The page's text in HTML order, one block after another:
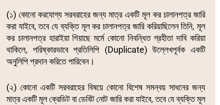
(১) কোনো করযোগ্য সরবরাহের জন্য মাত্র একটি মূল কর চালানপত্র জারি
করা যাইবে, তবে যে ব্যক্তি মূল কর চালানপত্র জারি করিয়াছিলেন তিনি, মূল
কর চালানপত্র হারাইয়া গিয়াছে মর্মে কোনো নিবন্ধিত গ্রহীতা দাবি করিয়া
থাকিলে, পরিষ্কারভাবে প্রতিলিপি (Duplicate) উল্লেখপূর্বক একটি
অনুলিপি প্রদান করিতে পারিবেন।
(২) কোনো একটি সরবরাহের বিষয়ে কোনো বিশেষ সমন্বয় সাধনের জন্য
মাত্র একটি মূল ক্রেডিট বা ডেবিট নোট জারি করা যাইবে, তবে যে ব্যক্তি মূল